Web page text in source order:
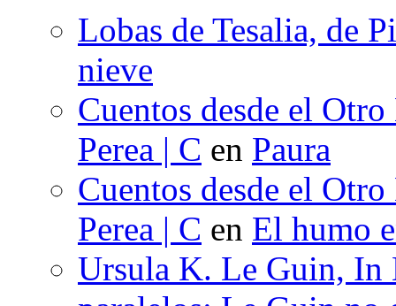
Lobas de Tesalia, de
nieve
Cuentos desde el
Perea | C en Paura
Cuentos desde el
Perea | C en El humo
Ursula K. Le Guin, In